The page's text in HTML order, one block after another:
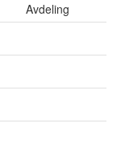
Avdeling